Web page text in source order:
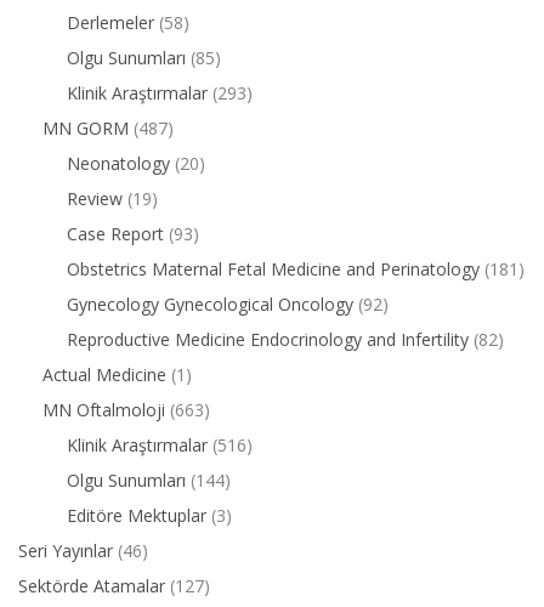
Derlemeler (58)
Olgu Sunumları (85)
Klinik Araştırmalar (293)
MN GORM (487)
Neonatology (20)
Review (19)
Case Report (93)
Obstetrics Maternal Fetal Medicine and Perinatology (181)
Gynecology Gynecological Oncology (92)
Reproductive Medicine Endocrinology and Infertility (82)
Actual Medicine (1)
MN Oftalmoloji (663)
Klinik Araştırmalar (516)
Olgu Sunumları (144)
Editöre Mektuplar (3)
Seri Yayınlar (46)
Sektörde Atamalar (127)